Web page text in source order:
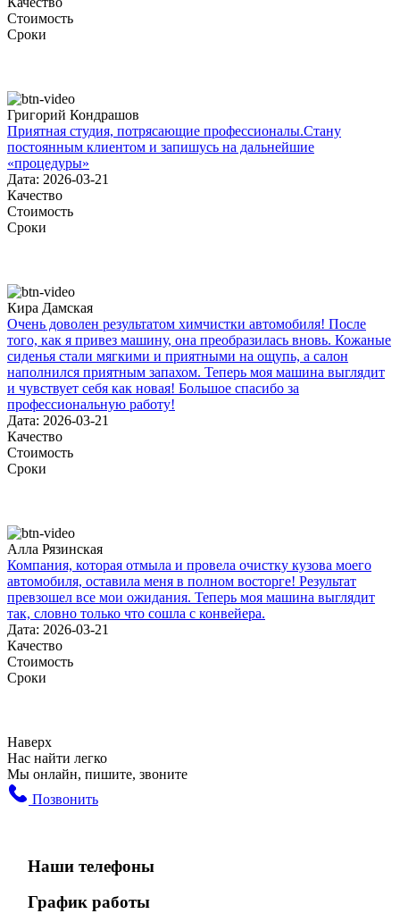
Стоимость
Сроки
Григорий Кондрашов
Приятная студия, потрясающие профессионалы.Стану
постоянным клиентом и запишусь на дальнейшие
«процедуры»
Дата: 2026-03-21
Качество
Стоимость
Сроки
Кира Дамская
Очень доволен результатом химчистки автомобиля! После
того, как я привез машину, она преобразилась вновь. Кожаные
сиденья стали мягкими и приятными на ощупь, а салон
наполнился приятным запахом. Теперь моя машина выглядит
и чувствует себя как новая! Большое спасибо за
профессиональную работу!
Дата: 2026-03-21
Качество
Стоимость
Сроки
Алла Рязинская
Компания, которая отмыла и провела очистку кузова моего
автомобиля, оставила меня в полном восторге! Результат
превзошел все мои ожидания. Теперь моя машина выглядит
так, словно только что сошла с конвейера.
Дата: 2026-03-21
Качество
Стоимость
Сроки
Наверх
Нас найти легко
Мы онлайн, пишите, звоните
Позвонить
Наши телефоны
График работы